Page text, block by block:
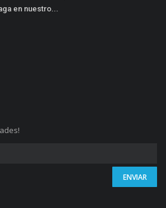
en nuestro...